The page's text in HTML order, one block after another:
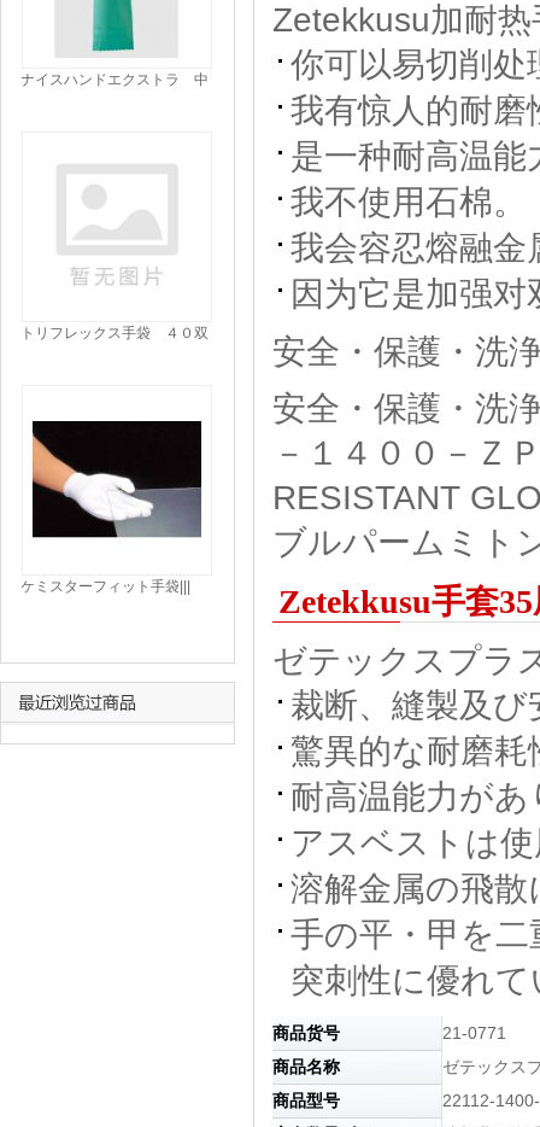
Zetekkusu加耐
你可以易切削处
我有惊人的耐磨
是一种耐高温能
我不使用石棉。
我会容忍熔融金
因为它是加强
安全・保護・洗
安全・保護・洗
－１４００－Ｚ
RESISTANT
ブルパームミト
Zetekkusu手套
ゼテックスプラ
裁断、縫製及
驚異的な耐磨
耐高温能力が
アスベストは
溶解金属の飛
手の平・甲を
突刺性に優れ
商品货号
21-0771
商品名称
ゼテックス
商品型号
22112-
ナイスハンドエクストラ 中
トリフレックス手袋 ４０双
ケミスターフィット手袋|||